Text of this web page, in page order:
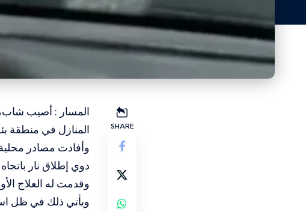
SHARE
المسار : أصيب
المنازل في منطقة
وأفادت مصادر
دوي إطلاق نار
وقدمت له العلاج
ويأتي ذلك في ظل